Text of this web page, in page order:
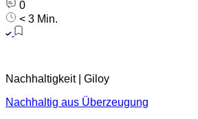
0
< 3 Min.
Nachhaltigkeit | Giloy
Nachhaltig aus Überzeugung